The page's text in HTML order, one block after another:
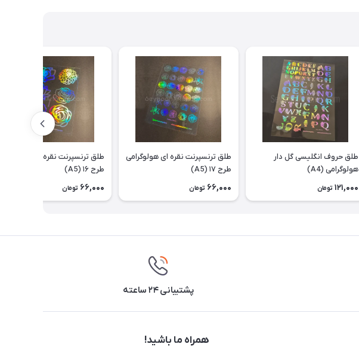
طلق حروف انگلیسی گل دار
هولوگرامی (A4)
121,000 تومان
طلق ترنسپرنت نقره ای هولوگرامی
طرح ۱۷ (A5)
66,000 تومان
طلق ترنسپرنت نقره ای
طرح ۱۶ (A5)
66,000 تومان
پشتیبانی ۲۴ ساعته
همراه ما باشید!